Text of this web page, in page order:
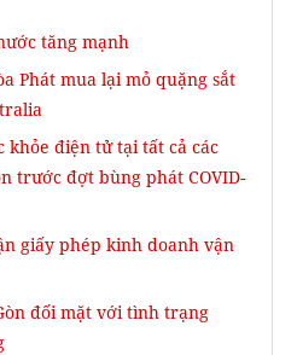
tăng mạnh
Phát mua lại mỏ quặng sắt
khỏe điện tử tại tất cả các
trước đợt bùng phát COVID-
giấy phép kinh doanh vận
đối mặt với tình trạng